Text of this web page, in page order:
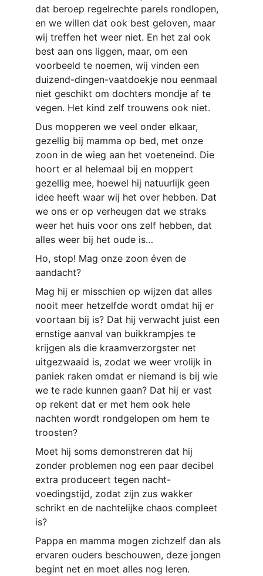
dat beroep regelrechte parels rondlopen,
en we willen dat ook best geloven, maar
wij treffen het weer niet. En het zal ook
best aan ons liggen, maar, om een
voorbeeld te noemen, wij vinden een
duizend-dingen-vaatdoekje nou eenmaal
niet geschikt om dochters mondje af te
vegen. Het kind zelf trouwens ook niet.
Dus mopperen we veel onder elkaar,
gezellig bij mamma op bed, met onze
zoon in de wieg aan het voeteneind. Die
hoort er al helemaal bij en moppert
gezellig mee, hoewel hij natuurlijk geen
idee heeft waar wij het over hebben. Dat
we ons er op verheugen dat we straks
weer het huis voor ons zelf hebben, dat
alles weer bij het oude is…
Ho, stop! Mag onze zoon éven de
aandacht?
Mag hij er misschien op wijzen dat alles
nooit meer hetzelfde wordt omdat hij er
voortaan bij is? Dat hij verwacht juist een
ernstige aanval van buikkrampjes te
krijgen als die kraamverzorgster net
uitgezwaaid is, zodat we weer vrolijk in
paniek raken omdat er niemand is bij wie
we te rade kunnen gaan? Dat hij er vast
op rekent dat er met hem ook hele
nachten wordt rondgelopen om hem te
troosten?
Moet hij soms demonstreren dat hij
zonder problemen nog een paar decibel
extra produceert tegen nacht-
voedingstijd, zodat zijn zus wakker
schrikt en de nachtelijke chaos compleet
is?
Pappa en mamma mogen zichzelf dan als
ervaren ouders beschouwen, deze jongen
begint net en moet alles nog leren.